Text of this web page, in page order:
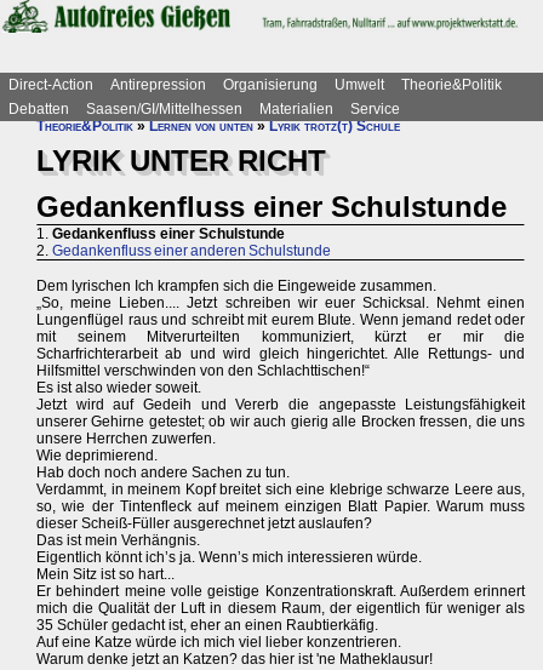
Direct-Action Antirepression Organisierung Umwelt
Theorie&Politik
Debatten
Saasen/GI/Mittelhessen Materialien
Service
Theorie&Politik»Lernen von unten»Lyrik trotz(t) Schule
LYRIK UNTER RICHT
Gedankenfluss einer Schulstunde
1. Gedankenfluss einer Schulstunde
2. Gedankenfluss einer anderen Schulstunde
Dem lyrischen Ich krampfen sich die Eingeweide zusammen.
„So, meine Lieben.... Jetzt schreiben wir euer Schicksal. Nehmt einen
Lungenflügel raus und schreibt mit eurem Blute. Wenn jemand redet oder
mit seinem Mitverurteilten kommuniziert, kürzt er mir die
Scharfrichterarbeit ab und wird gleich hingerichtet. Alle Rettungs- und
Hilfsmittel verschwinden von den Schlachttischen!“
Es ist also wieder soweit.
Jetzt wird auf Gedeih und Vererb die angepasste Leistungsfähigkeit
unserer Gehirne getestet; ob wir auch gierig alle Brocken fressen, die uns
unsere Herrchen zuwerfen.
Wie deprimierend.
Hab doch noch andere Sachen zu tun.
Verdammt, in meinem Kopf breitet sich eine klebrige schwarze Leere aus,
so, wie der Tintenfleck auf meinem einzigen Blatt Papier. Warum muss
dieser Scheiß-Füller ausgerechnet jetzt auslaufen?
Das ist mein Verhängnis.
Eigentlich könnt ich’s ja. Wenn’s mich interessieren würde.
Mein Sitz ist so hart...
Er behindert meine volle geistige Konzentrationskraft. Außerdem erinnert
mich die Qualität der Luft in diesem Raum, der eigentlich für weniger als
35 Schüler gedacht ist, eher an einen Raubtierkäfig.
Auf eine Katze würde ich mich viel lieber konzentrieren.
Warum denke jetzt an Katzen? das hier ist 'ne Matheklausur!